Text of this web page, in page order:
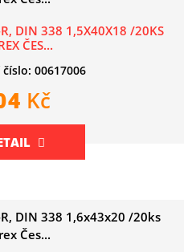
R, DIN 338 1,5X40X18 /20KS
ČES...
00617006
Kč